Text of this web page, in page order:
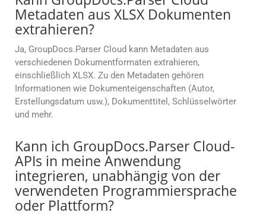
Metadaten aus XLSX Dokumenten
extrahieren?
Ja, GroupDocs.Parser Cloud kann Metadaten aus
verschiedenen Dokumentformaten extrahieren,
einschließlich XLSX. Zu den Metadaten gehören
Informationen wie Dokumenteigenschaften (Autor,
Erstellungsdatum usw.), Dokumenttitel, Schlüsselwörter
und mehr.
Kann ich GroupDocs.Parser Cloud-
APIs in meine Anwendung
integrieren, unabhängig von der
verwendeten Programmiersprache
oder Plattform?